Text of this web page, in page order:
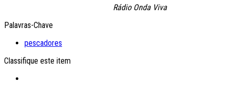
Rádio Onda Viva
Palavras-Chave
pescadores
Classifique este item